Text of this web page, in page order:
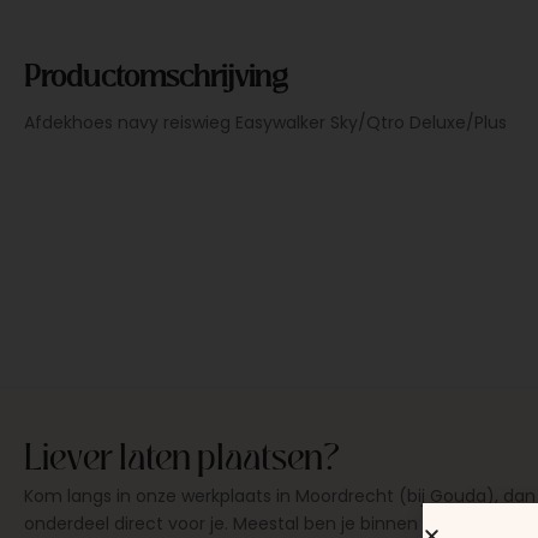
Productomschrijving
Afdekhoes navy reiswieg Easywalker Sky/Qtro Deluxe/Plus
Liever laten plaatsen?
Kom langs in onze werkplaats in Moordrecht (bij Gouda),
onderdeel direct voor je. Meestal ben je binnen 15 tot 20